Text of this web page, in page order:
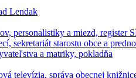
Lendak
personalistiky a miezd, register
sekretariát starostu obce a
a matriky, pokladňa
televízia, správa obecnej